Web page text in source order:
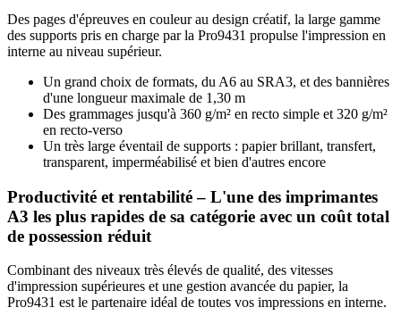
Des pages d'épreuves en couleur au design créatif, la large gamme
des supports pris en charge par la Pro9431 propulse l'impression en
interne au niveau supérieur.
Un grand choix de formats, du A6 au SRA3, et des bannières
d'une longueur maximale de 1,30 m
Des grammages jusqu'à 360 g/m² en recto simple et 320 g/m²
en recto-verso
Un très large éventail de supports : papier brillant, transfert,
transparent, imperméabilisé et bien d'autres encore
Productivité et rentabilité – L'une des imprimantes
A3 les plus rapides de sa catégorie avec un coût total
de possession réduit
Combinant des niveaux très élevés de qualité, des vitesses
d'impression supérieures et une gestion avancée du papier, la
Pro9431 est le partenaire idéal de toutes vos impressions en interne.